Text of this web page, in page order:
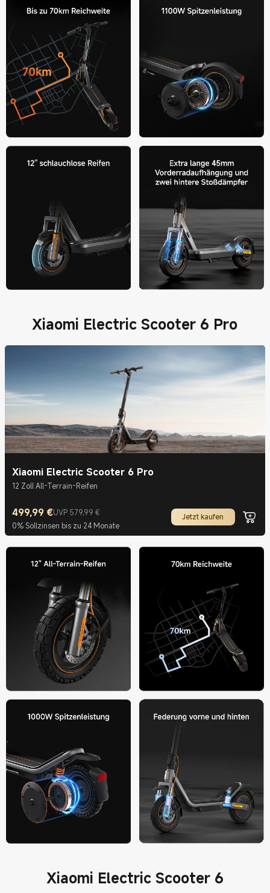
Xiaomi Electric Scooter 6 Pro
Xiaomi Electric Scooter 6 Pro
12 Zoll All-Terrain-Reifen
499,99 €
Current Price €499.99
UVP 579,99 €
UVP 579,99 €
0% Sollzinsen bis zu 24 Monate
Jetzt kaufen
Xiaomi Electric Scooter 6